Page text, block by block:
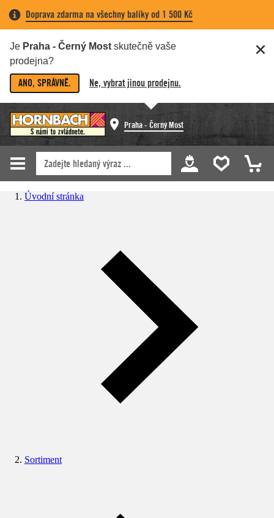
Doprava zdarma na všechny balíky od 1 500 Kč
Je Praha - Černý Most skutečně vaše
prodejna?
ANO, SPRÁVNĚ. Ne, vybrat jinou prodejnu.
Praha - Černý Most
Úvodní stránka
Sortiment